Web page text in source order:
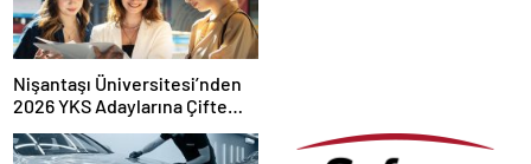
Nişantaşı Üniversitesi’nden
2026 YKS Adaylarına Çifte
Güvence: Sabit Ücret ve
Kesintisiz Burs